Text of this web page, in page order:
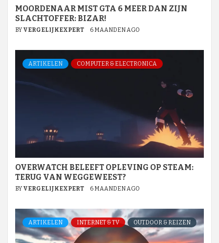
MOORDENAAR MIST GTA 6 MEER DAN ZIJN
SLACHTOFFER: BIZAR!
BY VERGELIJKEXPERT 6 MAANDEN AGO
ARTIKELEN COMPUTER & ELECTRONICA
OVERWATCH BELEEFT OPLEVING OP STEAM:
TERUG VAN WEGGEWEEST?
BY VERGELIJKEXPERT 6 MAANDEN AGO
ARTIKELEN INTERNET & TV OUTDOOR & REIZEN